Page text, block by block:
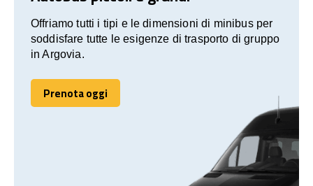
Offriamo tutti i tipi e le dimensioni di minibus per
soddisfare tutte le esigenze di trasporto di gruppo
in Argovia.
Prenota oggi
Prenota oggi